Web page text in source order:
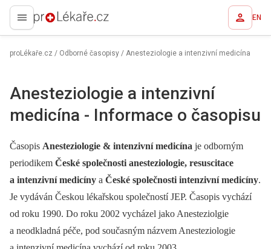
proLékaře.cz EN
proLékaře.cz / Odborné časopisy / Anesteziologie a intenzivní medicína
Anesteziologie a intenzivní
medicína - Informace o časopisu
Časopis Anesteziologie & intenzivní medicína je odborným
periodikem České společnosti anesteziologie, resuscitace
a intenzivní medicíny a České společnosti intenzivní medicíny.
Je vydáván Českou lékařskou společností JEP. Časopis vychází
od roku 1990. Do roku 2002 vycházel jako Anesteziolgie
a neodkladná péče, pod současným názvem Anesteziologie